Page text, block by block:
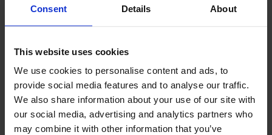
Consent Details About
This website uses cookies
We use cookies to personalise content and ads, to
provide social media features and to analyse our traffic.
We also share information about your use of our site with
our social media, advertising and analytics partners who
may combine it with other information that you’ve
Contact info
+ 358 40 6256950
Visit website
Blomstringevägen 12, 22150 Jomala